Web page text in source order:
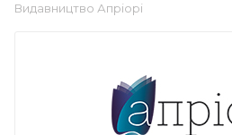
Видавництво Апріорі